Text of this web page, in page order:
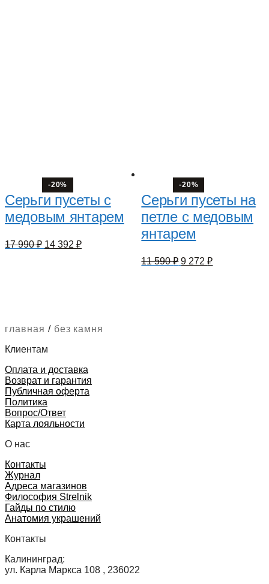
-20%
Серьги пусеты с
медовым янтарем
17 990₽ Первоначальная
14 392 ₽Текущая
-20%
Серьги пусеты на
петле с медовым
янтарем
11 590₽ Первоначальная
9 272₽Текущая
главная / без камня
Клиентам
Оплата и доставка
Возврат и гарантия
Публичная оферта
Политика
Вопрос/Ответ
Карта лояльности
О нас
Контакты
Журнал
Адреса магазинов
Философия Strelnik
Гайды по стилю
Анатомия украшений
Контакты
Калининград:
ул. Карла Маркса 108 , 236022